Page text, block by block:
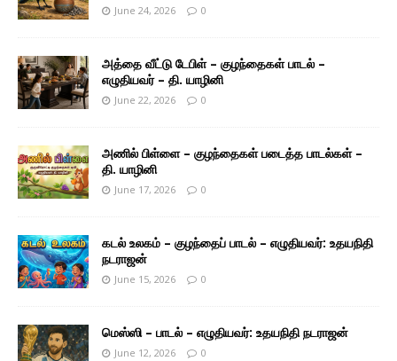
June 24, 2026 0
அத்தை வீட்டு டேபிள் – குழந்தைகள் பாடல் –
எழுதியவர் – தி. யாழினி
June 22, 2026 0
அணில் பிள்ளை – குழந்தைகள் படைத்த பாடல்கள் –
தி. யாழினி
June 17, 2026 0
கடல் உலகம் – குழந்தைப் பாடல் – எழுதியவர்: உதயநிதி
நடராஜன்
June 15, 2026 0
மெஸ்ஸி – பாடல் – எழுதியவர்: உதயநிதி நடராஜன்
June 12, 2026 0